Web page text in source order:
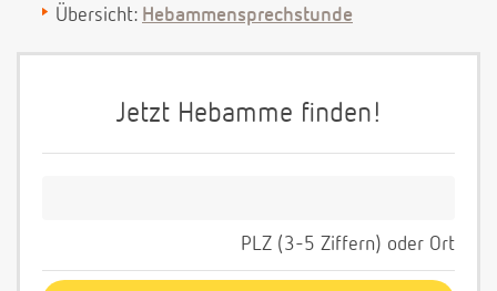
Übersicht: Hebammensprechstunde
Jetzt Hebamme finden!
PLZ (3-5 Ziffern) oder Ort